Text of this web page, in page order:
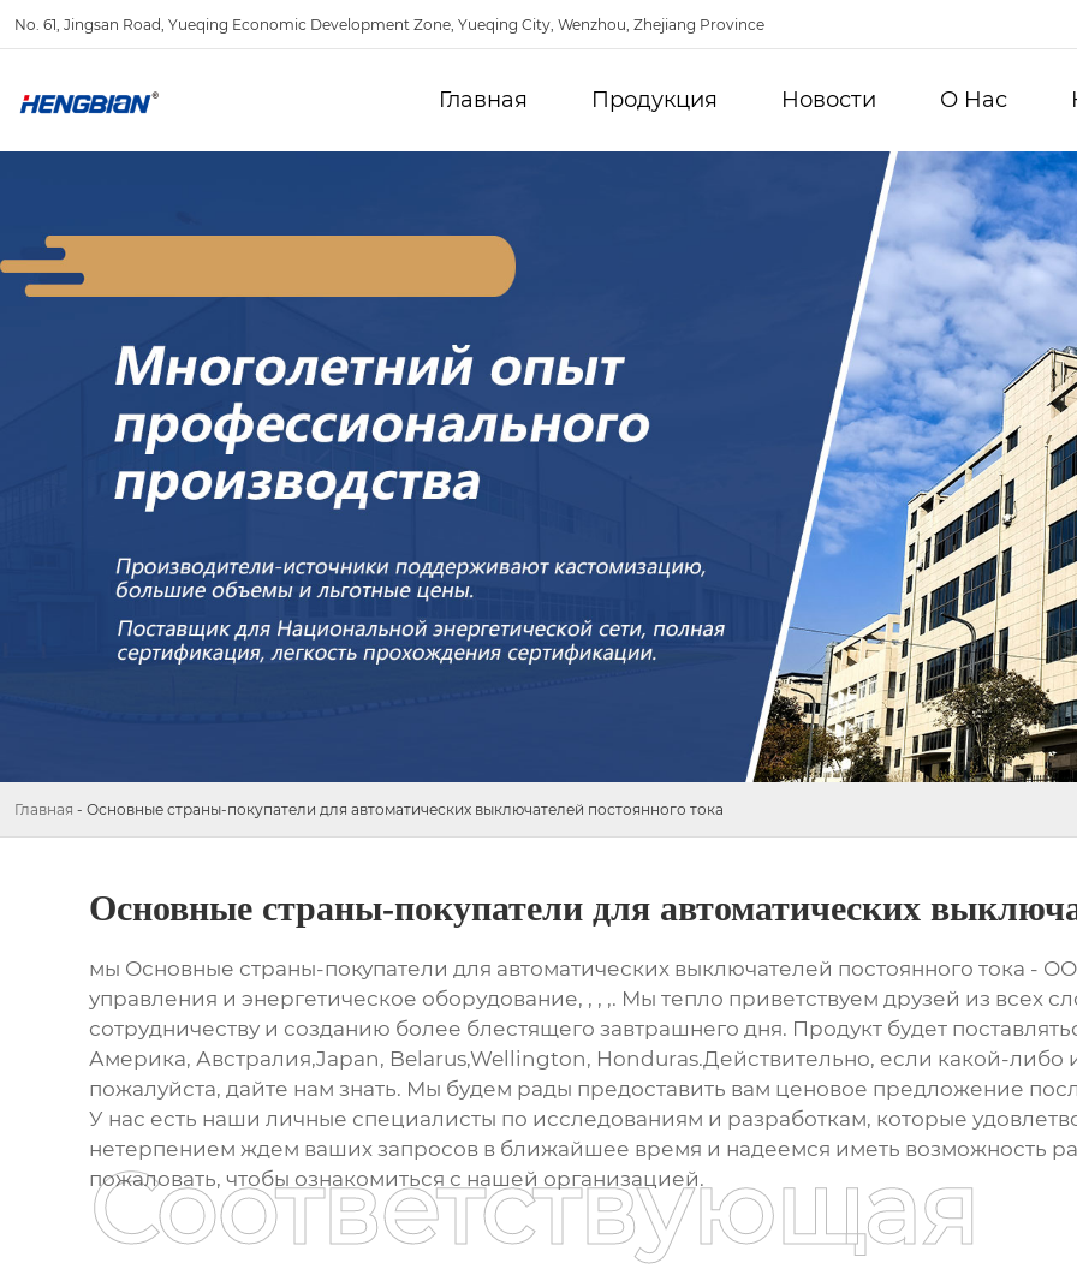
No. 61, Jingsan Road, Yueqing Economic Development Zone, Yueqing City, Wenzhou, Zhejiang Province
Главная Продукция Новости О Hас
Главная - Основные страны-покупатели для автоматических выключателей постоянного тока
Основные страны-покупатели для автоматических
мы Основные страны-покупатели для автоматических выключателей постоянного тока -
управления и энергетическое оборудование, , , ,. Мы тепло приветствуем друзей из всех
сотрудничеству и созданию более блестящего завтрашнего дня. Продукт будет
Америка, Австралия,Japan, Belarus,Wellington, Honduras.Действительно, если какой-либо
пожалуйста, дайте нам знать. Мы будем рады предоставить вам ценовое предложение
У нас есть наши личные специалисты по исследованиям и разработкам, которые
нетерпением ждем ваших запросов в ближайшее время и надеемся иметь возможность
пожаловать, чтобы ознакомиться с нашей организацией.
Соответствующая